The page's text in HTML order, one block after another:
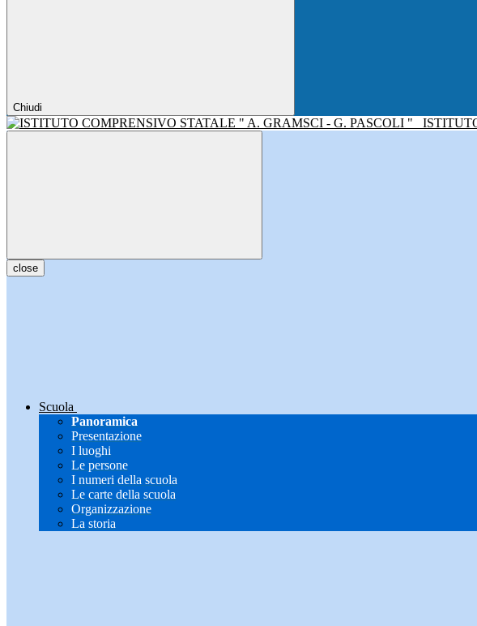
Chiudi
close
Scuola
Panoramica
Presentazione
I luoghi
Le persone
I numeri della scuola
Le carte della scuola
Organizzazione
La storia